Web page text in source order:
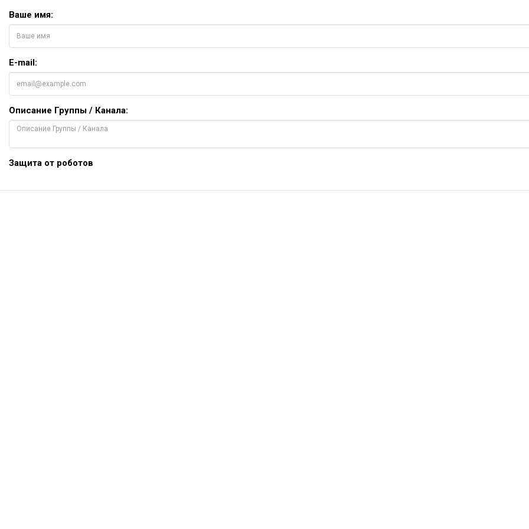
Ваше имя:
E-mail:
Описание Группы / Канала:
Защита от роботов